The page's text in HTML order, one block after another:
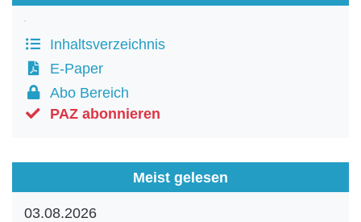
Inhaltsverzeichnis
E-Paper
Abo Bereich
PAZ abonnieren
Meist gelesen
03.08.2026